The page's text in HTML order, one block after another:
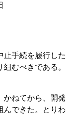
手続を履行した
むべきである。
ねてから、開発
んできた。とりわ